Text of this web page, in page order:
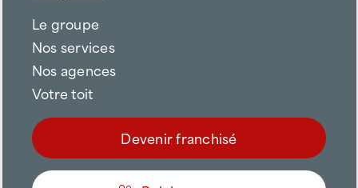
Le groupe
Nos services
Nos agences
Votre toit
Devenir franchisé